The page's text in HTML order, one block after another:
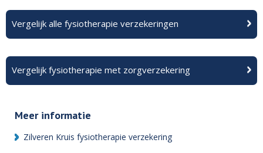
Vergelijk alle fysiotherapie verzekeringen
Vergelijk fysiotherapie met zorgverzekering
Meer informatie
Zilveren Kruis fysiotherapie verzekering